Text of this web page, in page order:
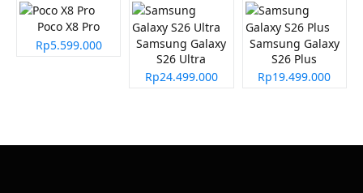
Poco X8 Pro
Rp5.599.000
Samsung Galaxy
S26 Ultra
Rp24.499.000
Samsung Galaxy
S26 Plus
Rp19.499.000